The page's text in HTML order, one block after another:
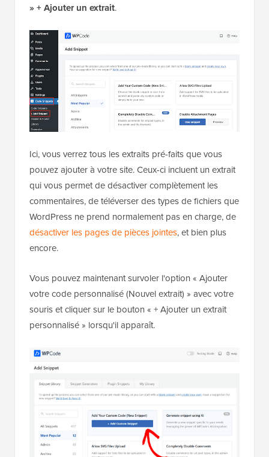
» + Ajouter un extrait.
Ici, vous verrez tous les extraits pré-faits que vous
pouvez ajouter à votre site. Ceux-ci incluent un extrait
qui vous permet de désactiver complètement les
commentaires, de téléverser des types de fichiers que
WordPress ne prend normalement pas en charge, de
désactiver les pages de pièces jointes, et bien plus
encore.
Vous pouvez maintenant survoler l'option « Ajouter
votre code personnalisé (Nouvel extrait) » avec votre
souris et cliquer sur le bouton « + Ajouter un extrait
personnalisé » lorsqu'il apparaît.